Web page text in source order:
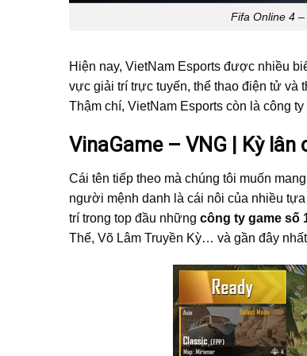
Fifa Online 4
Hiện nay, VietNam Esports được nhiều
vực giải trí trực tuyến, thể thao điện tử và
Thậm chí, VietNam Esports còn là công
VinaGame – VNG | Kỳ lân
Cái tên tiếp theo mà chúng tôi muốn
người mệnh danh là cái nôi của nhiều
trí trong top đầu những công ty game số
Thế, Võ Lâm Truyền Kỳ… và gần đây